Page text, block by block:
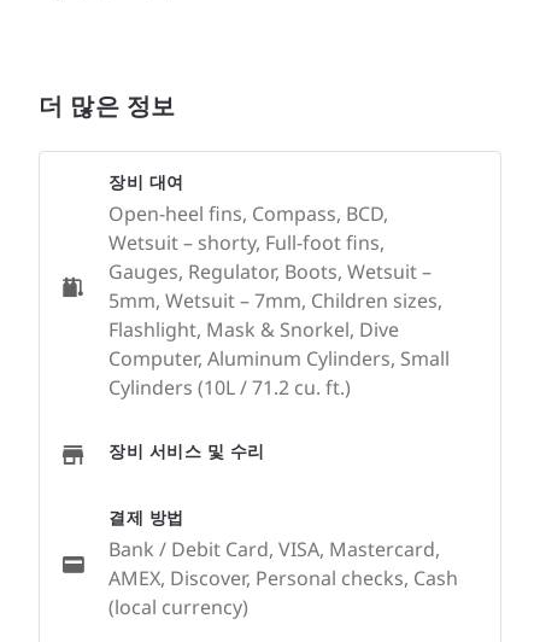
더 많은 정보
장비 대여
Open-heel fins, Compass, BCD,
Wetsuit – shorty, Full-foot fins,
Gauges, Regulator, Boots, Wetsuit –
5mm, Wetsuit – 7mm, Children sizes,
Flashlight, Mask & Snorkel, Dive
Computer, Aluminum Cylinders, Small
Cylinders (10L / 71.2 cu. ft.)
장비 서비스 및 수리
결제 방법
Bank / Debit Card, VISA, Mastercard,
AMEX, Discover, Personal checks, Cash
(local currency)